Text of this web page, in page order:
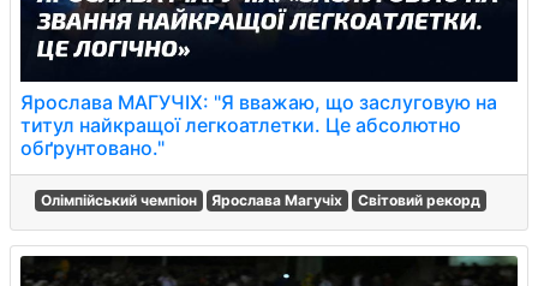
Ярослава МАГУЧІХ: "Я вважаю, що заслуговую на
титул найкращої легкоатлетки. Це абсолютно
обґрунтовано."
Олімпійський чемпіон Ярослава Магучіх Світовий рекорд